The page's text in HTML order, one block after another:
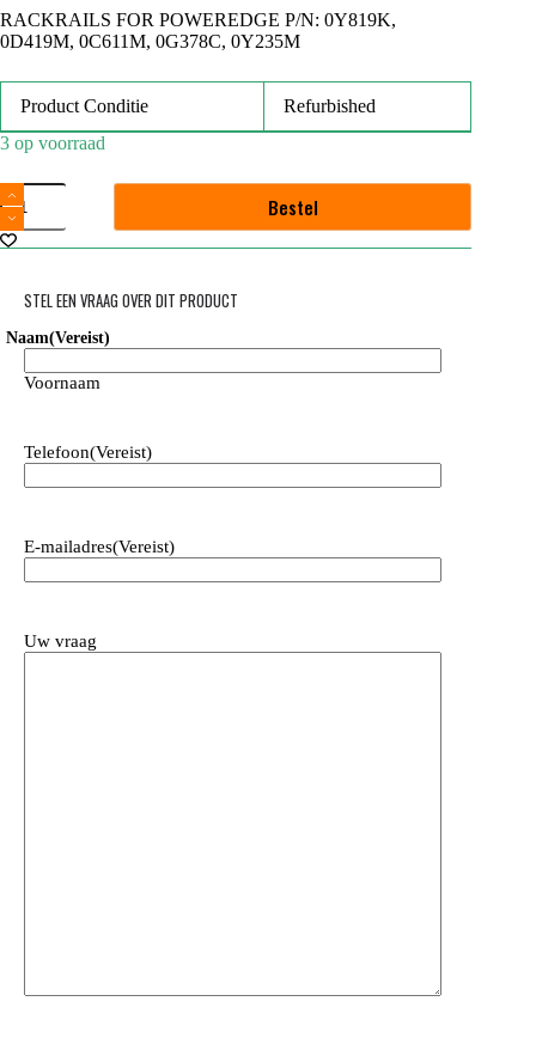
RACKRAILS FOR POWEREDGE P/N: 0Y819K,
0D419M, 0C611M, 0G378C, 0Y235M
Product Conditie
Refurbished
3 op voorraad
Dell
PowerEdge
Rack
Rails
R330
R430
R420
aantal
Bestel
STEL EEN VRAAG OVER DIT PRODUCT
Naam(Vereist)
Voornaam
Telefoon(Vereist)
E-mailadres(Vereist)
Uw vraag